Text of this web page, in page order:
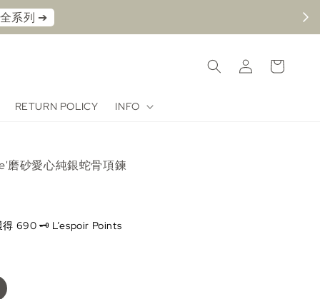
系列 ➔⁠
RETURN POLICY INFO
磨砂愛心純銀蛇骨項鍊
得 690 🗝️ L’espoir Points